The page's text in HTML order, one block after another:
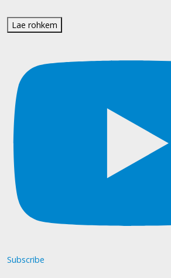
Lae rohkem
Subscribe